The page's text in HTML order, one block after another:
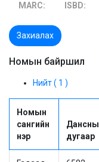
MARC: ISBD:
Захиалах
Номын байршил
Нийт ( 1 )
Номын
сангийн
нэр
Дансны
дугаар